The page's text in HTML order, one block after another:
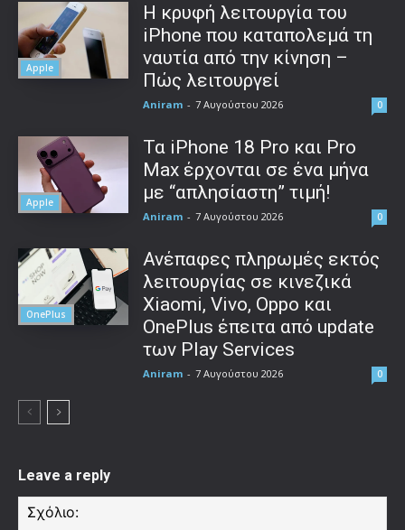
Apple
Η κρυφή λειτουργία του
iPhone που καταπολεμά τη
ναυτία από την κίνηση –
Πώς λειτουργεί
Aniram - 7 Αυγούστου 2026 0
Apple
Τα iPhone 18 Pro και Pro
Max έρχονται σε ένα μήνα
με “απλησίαστη” τιμή!
Aniram - 7 Αυγούστου 2026 0
OnePlus
Ανέπαφες πληρωμές εκτός
λειτουργίας σε κινεζικά
Xiaomi, Vivo, Oppo και
OnePlus έπειτα από update
των Play Services
Aniram - 7 Αυγούστου 2026 0
Leave a reply